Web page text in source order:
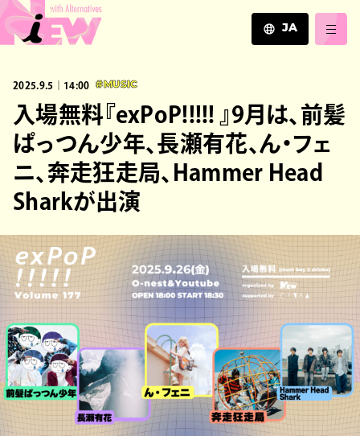
JA
ZH
2025.9.5｜14:00 #MUSIC
入場無料『exPoP!!!!! 』9月は、前髪
ぱっつん少年、長瀬有花、ん・フェ
ニ、奔走狂走局、Hammer Head
Sharkが出演